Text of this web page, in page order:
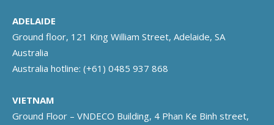
ADELAIDE
Ground floor, 121 King William Street, Adelaide, SA
Australia
Australia hotline: (+61) 0485 937 868
VIETNAM
Ground Floor – VNDECO Building, 4 Phan Ke Binh street,